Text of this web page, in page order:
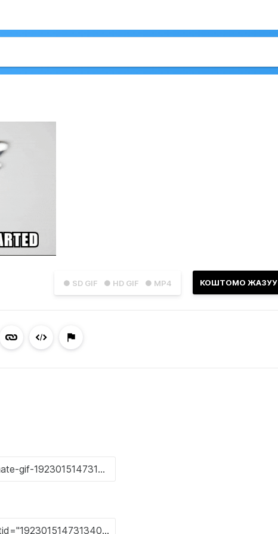
● SD GIF ● HD GIF ● MP4 КОШТОМО ЖАЗУУ